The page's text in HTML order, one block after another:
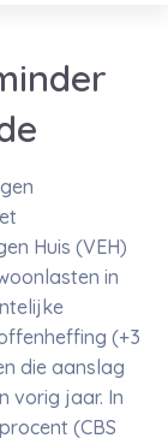
Huis (VEH)
in
(+3
die aanslag
vorig jaar. In
(CBS